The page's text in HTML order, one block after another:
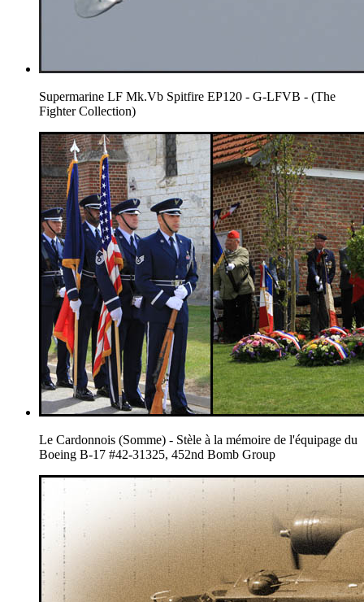
Supermarine LF Mk.Vb Spitfire EP120 - G-LFVB - (The
Fighter Collection)
Le Cardonnois (Somme) - Stèle à la mémoire de l'équipage du
Boeing B-17 #42-31325, 452nd Bomb Group